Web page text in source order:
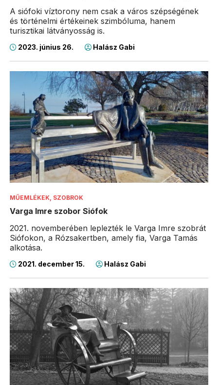
A siófoki víztorony nem csak a város szépségének
és történelmi értékeinek szimbóluma, hanem
turisztikai látványosság is.
2023. június 26. Halász Gabi
MŰEMLÉKEK, SZOBROK
Varga Imre szobor Siófok
2021. novemberében leplezték le Varga Imre szobrát
Siófokon, a Rózsakertben, amely fia, Varga Tamás
alkotása.
2021. december 15. Halász Gabi